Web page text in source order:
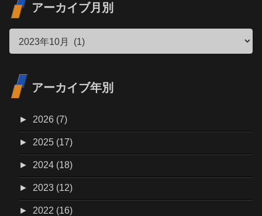
アーカイブ月別
アーカイブ年別
► 2026 (7)
► 2025 (17)
► 2024 (18)
► 2023 (12)
► 2022 (16)